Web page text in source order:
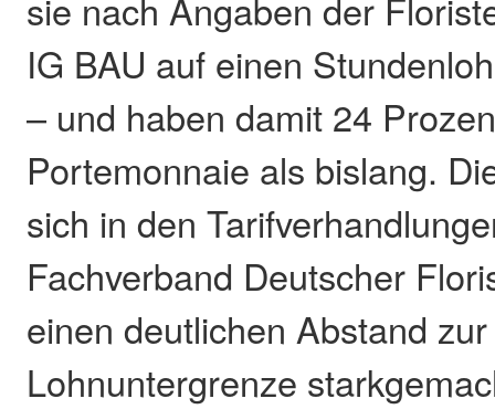
sie nach Angaben der
IG BAU auf einen
– und haben damit 24
Portemonnaie als bislang.
sich in den
Fachverband Deutscher
einen deutlichen Abstand
Lohnuntergrenze